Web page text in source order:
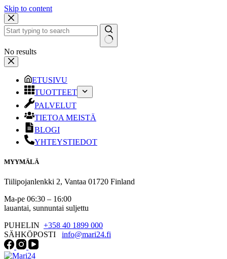
Skip to content
No results
ETUSIVU
TUOTTEET
PALVELUT
TIETOA MEISTÄ
BLOGI
YHTEYSTIEDOT
MYYMÄLÄ
Tiilipojanlenkki 2, Vantaa 01720 Finland
Ma-pe 06:30 – 16:00
lauantai, sunnuntai suljettu
PUHELIN +358 40 1899 000
SÄHKÖPOSTI info@mari24.fi